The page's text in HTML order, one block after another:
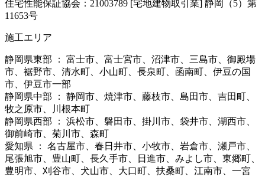
住宅性能保証協会：21003789 [宅地建物取引業] 静岡（5）第
11653号
施工エリア
静岡県東部 ： 富士市、富士宮市、沼津市、三島市、御殿場
市、裾野市、清水町、小山町、長泉町、函南町、伊豆の国
市、伊豆市一部
静岡県中部 ： 静岡市、焼津市、藤枝市、島田市、吉田町、
牧之原市、川根本町
静岡県西部 ： 浜松市、磐田市、掛川市、袋井市、湖西市、
御前崎市、菊川市、森町
愛知県 ： 名古屋市、春日井市、小牧市、岩倉市、瀬戸市、
尾張旭市、豊山町、長久手市、日進市、みよし市、東郷町、
豊明市、刈谷市、犬山市、大口町、扶桑町、江南市、一宮